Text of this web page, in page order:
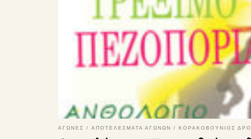
ΑΓΩΝΕΣ ΑΠΟΤΕΛΕΣΜΑΤΑ ΑΓΩΝΩΝ ΚΟΡΑΚΟΒΟΥΝΙΟΣ